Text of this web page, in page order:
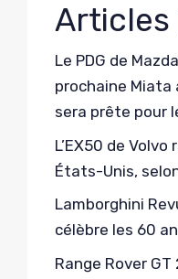
Le PDG de
prochaine Miata
sera prête pour
L’EX50 de Volvo
États-Unis,
Lamborghini
célèbre les 60
Range Rover